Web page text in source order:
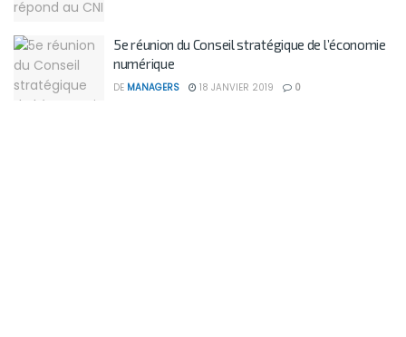
5e réunion du Conseil stratégique de l’économie
numérique
DE MANAGERS 18 JANVIER 2019 0